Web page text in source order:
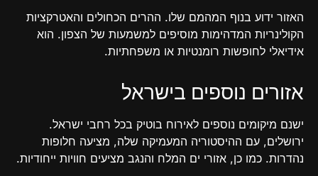
האזור ידוע בנוף המהמם שלו. ההרים הכחולים והאטרקציות
הקולינריות המדהימות מוסיפים למשמעות של הצפון. הוא
אידיאלי לחופשות רומנטיות או משפחתיות.
אזורים נוספים בישראל
ישנם מיקומים נוספים לאירוח בוטיק בכל רחבי ישראל.
ירושלים, עם ההיסטוריה המעמיקה שלה, מציעה חלופות
נהדרות. כמו כן, אזורי ים המלח והנגב מציעים חוויות ייחודיות.